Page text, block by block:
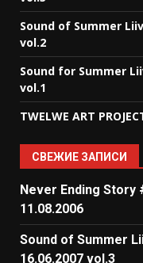
Sound of Summer
vol.2
Sound for Summer
vol.1
TWELWE ART
СВЕЖИЕ ЗАПИСИ
Never Ending Story
11.08.2006
Sound of Summer
16.06.2007 vol.3